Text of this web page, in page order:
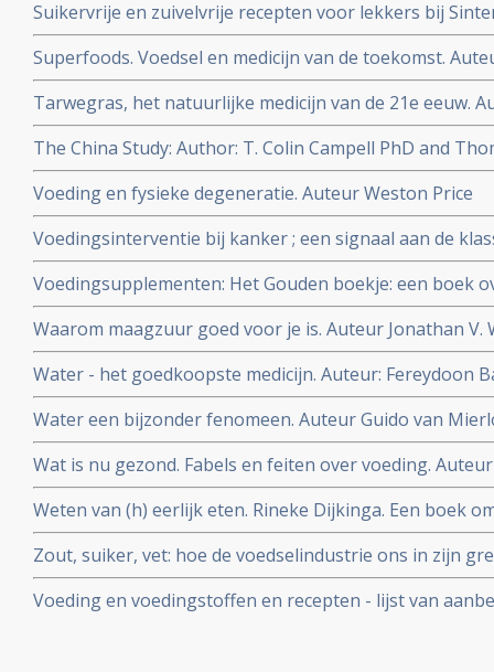
Suikervrije en zuivelvrije recepten voor lekkers bij
Superfoods. Voedsel en medicijn van de toekomst.
Tarwegras, het natuurlijke medicijn van de 21e eeuw.
The China Study: Author: T. Colin Campell PhD and
Voeding en fysieke degeneratie. Auteur Weston Price
Voedingsinterventie bij kanker ; een signaal aan de
bioloog drs. E. Valstar.
Voedingsupplementen: Het Gouden boekje: een boek
vitamines, mineralen en voedingsupplementen. Auteur
Waarom maagzuur goed voor je is. Auteur Jonathan V.
Water - het goedkoopste medicijn. Auteur: Fereydoon
Water een bijzonder fenomeen. Auteur Guido van
Wat is nu gezond. Fabels en feiten over voeding.
Weten van (h) eerlijk eten. Rineke Dijkinga. Een boek
gezondheid positief te beinvloeden. Inclusief recepten
Zout, suiker, vet: hoe de voedselindustrie ons in zijn
Moss
Voeding en voedingstoffen en recepten - lijst van